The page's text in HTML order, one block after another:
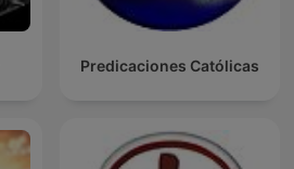
Predicaciones Católicas